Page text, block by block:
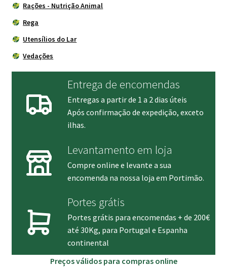
Rações - Nutrição Animal
Rega
Utensílios do Lar
Vedações
Entrega de encomendas
Entregas a partir de 1 a 2 dias úteis
Após confirmação de expedição, exceto
ilhas.
Levantamento em loja
Compre online e levante a sua
encomenda na nossa loja em Portimão.
Portes grátis
Portes grátis para encomendas + de 200€
até 30Kg, para Portugal e Espanha
continental
Preços válidos para compras online